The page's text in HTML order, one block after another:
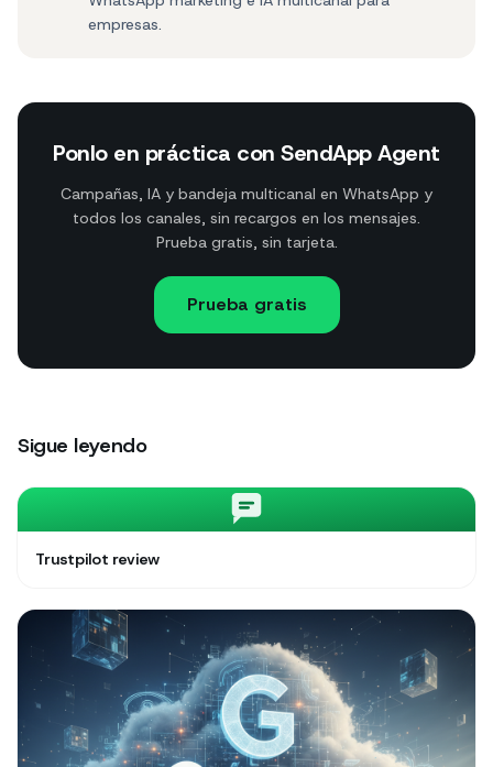
empresas.
Ponlo en práctica con SendApp Agent
Campañas, IA y bandeja multicanal en WhatsApp y
todos los canales, sin recargos en los mensajes.
Prueba gratis, sin tarjeta.
Prueba gratis
Sigue leyendo
Trustpilot review